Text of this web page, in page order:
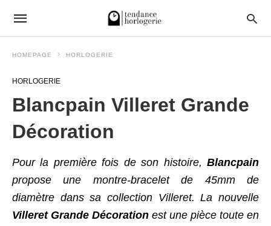
HOMEPAGE HORLOGERIE
HORLOGERIE
Blancpain Villeret Grande
Décoration
Pour la première fois de son histoire, Blancpain
propose une montre-bracelet de 45mm de
diamètre dans sa collection Villeret. La nouvelle
Villeret Grande Décoration est une pièce toute en